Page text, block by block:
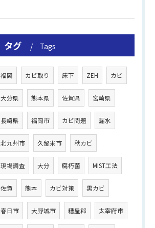
タグ Tags
福岡 カビ取り 床下 ZEH カビ
大分県 熊本県 佐賀県 宮崎県
長崎県 福岡市 カビ問題 漏水
北九州市 久留米市 秋カビ
現場調査 大分 腐朽菌 MIST工法
佐賀 熊本 カビ対策 黒カビ
春日市 大野城市 糟屋郡 太宰府市